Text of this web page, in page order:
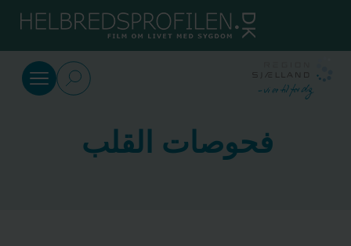
SkipToMain.AriaLabel
عربى
قصور القلب
التعايشفحوصات القلب